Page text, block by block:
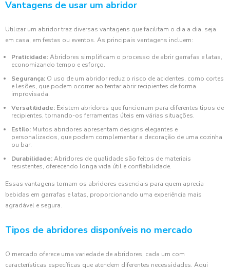
Vantagens de usar um abridor
Utilizar um abridor traz diversas vantagens que facilitam o dia a dia, seja
em casa, em festas ou eventos. As principais vantagens incluem:
Praticidade:Abridores simplificam o processo de abrir garrafas e latas,
economizando tempo e esforço.
Segurança: O uso de um abridor reduz o risco de acidentes, como cortes
e lesões, que podem ocorrer ao tentar abrir recipientes de forma
improvisada.
Versatilidade: Existem abridores que funcionam para diferentes tipos de
recipientes, tornando-os ferramentas úteis em várias situações.
Estilo: Muitos abridores apresentam designs elegantes e
personalizados, que podem complementar a decoração de uma cozinha
ou bar.
Durabilidade:Abridores de qualidade são feitos de materiais
resistentes, oferecendo longa vida útil e confiabilidade.
Essas vantagens tornam os abridores essenciais para quem aprecia
bebidas em garrafas e latas, proporcionando uma experiência mais
agradável e segura.
Tipos de abridores disponíveis no mercado
O mercado oferece uma variedade de abridores, cada um com
características específicas que atendem diferentes necessidades. Aqui